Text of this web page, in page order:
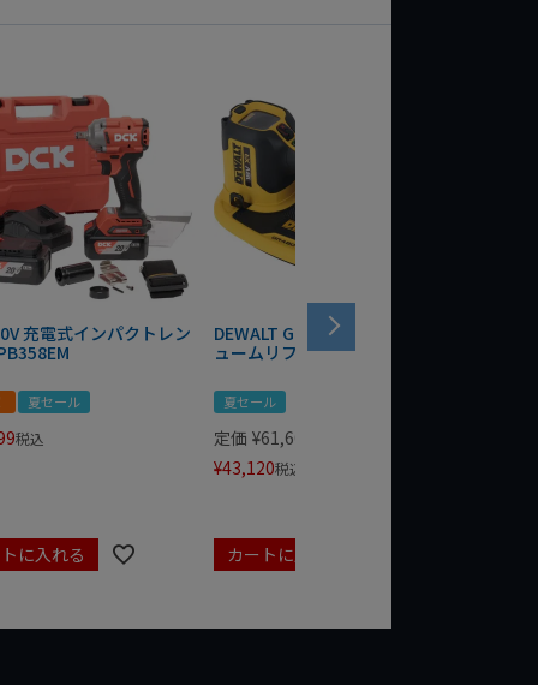
充電式インパクトレン
夏セール
税込
に入れる
DEWALT GRABO 18V電動バキ
ュームリフター DCE590N-XJ
夏セール
定価 ¥61,600
¥43,120税込
カートに入れる